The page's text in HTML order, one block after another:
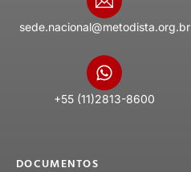
sede.nacional@metodista.org.br
+55 (11)2813-8600
DOCUMENTOS